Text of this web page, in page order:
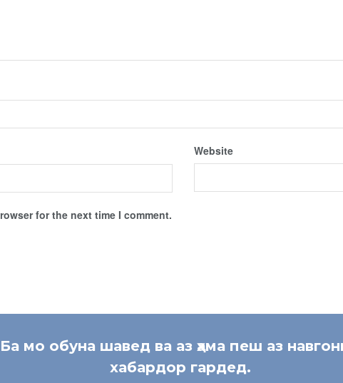
Website
for the next time I comment.
Ба мо обуна шавед ва аз ҳама пеш аз
хабардор гардед.